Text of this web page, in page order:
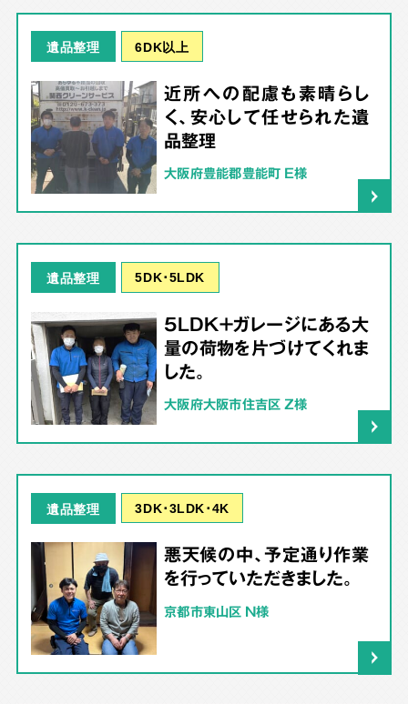
遺品整理 6DK以上
近所への配慮も素晴らし
く、安心して任せられた遺
品整理
大阪府豊能郡豊能町 E様
遺品整理 5DK･5LDK
5LDK＋ガレージにある大
量の荷物を片づけてくれま
した。
大阪府大阪市住吉区 Z様
遺品整理 3DK･3LDK･4K
悪天候の中、予定通り作業
を行っていただきました。
京都市東山区 N様